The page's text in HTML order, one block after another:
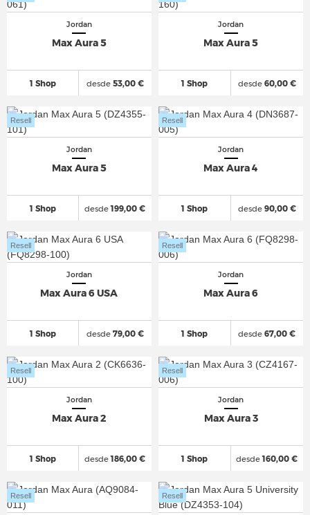
Jordan
Max Aura 5
1 Shop desde53,00 €
Jordan
Max Aura 5
1 Shop desde60,00 €
Jordan
Max Aura 5
1 Shop
Resell
desde199,00 €
Jordan
Max Aura 4
1 Shop
Resell
desde90,00 €
Jordan
Max Aura 6 USA
1 Shop
Resell
desde79,00 €
Jordan
Max Aura 6
1 Shop
Resell
desde 67,00 €
Jordan
Max Aura 2
1 Shop
Resell
desde186,00 €
Jordan
Max Aura 3
1 Shop
Resell
desde160,00 €
Resell Resell